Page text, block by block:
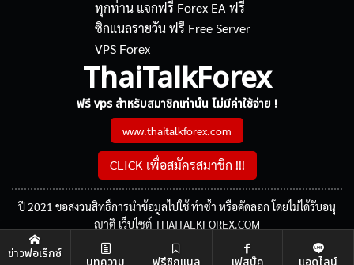
ThaiTalkForex
ฟรี vps สำหรับสมาชิกเท่านั้น ไม่มีค่าใช้จ่าย !
www.thaitalkforex.com
CLICK เพื่อสมัครสมาชิก !!!
ปี 2021 ขอสงวนสิทธิ์การนำข้อมูลไปใช้ ทำซ้ำ หรือคัดลอก โดยไม่ได้รับอนุ
ญาติ เว็บไซต์ THAITALKFOREX.COM
ข่าวฟอเร็กซ์